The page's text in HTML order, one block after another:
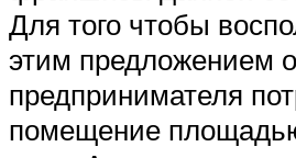
Для того чтобы
этим предложением
предпринимателя
помещение